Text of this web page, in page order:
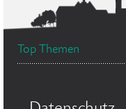
Top Themen